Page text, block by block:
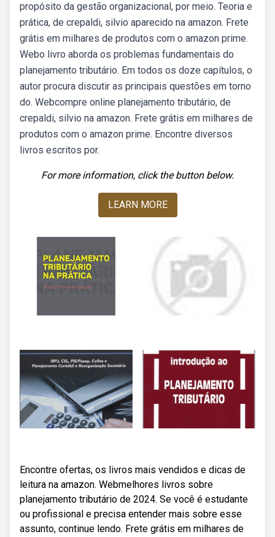
propósito da gestão organizacional, por meio. Teoria e
prática, de crepaldi, silvio aparecido na amazon. Frete
grátis em milhares de produtos com o amazon prime.
Webo livro aborda os problemas fundamentais do
planejamento tributário. Em todos os doze capítulos, o
autor procura discutir as principais questões em torno
do. Webcompre online planejamento tributário, de
crepaldi, silvio na amazon. Frete grátis em milhares de
produtos com o amazon prime. Encontre diversos
livros escritos por.
For more information, click the button below.
LEARN MORE
Encontre ofertas, os livros mais vendidos e dicas de
leitura na amazon. Webmelhores livros sobre
planejamento tributário de 2024. Se você é estudante
ou profissional e precisa entender mais sobre esse
assunto, continue lendo. Frete grátis em milhares de